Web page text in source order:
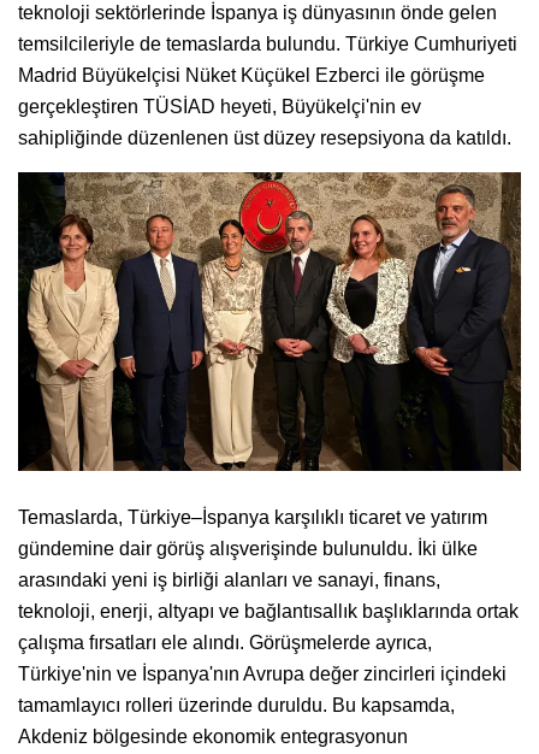
teknoloji sektörlerinde İspanya iş dünyasının önde gelen
temsilcileriyle de temaslarda bulundu. Türkiye Cumhuriyeti
Madrid Büyükelçisi Nüket Küçükel Ezberci ile görüşme
gerçekleştiren TÜSİAD heyeti, Büyükelçi'nin ev
sahipliğinde düzenlenen üst düzey resepsiyona da katıldı.
Temaslarda, Türkiye–İspanya karşılıklı ticaret ve yatırım
gündemine dair görüş alışverişinde bulunuldu. İki ülke
arasındaki yeni iş birliği alanları ve sanayi, finans,
teknoloji, enerji, altyapı ve bağlantısallık başlıklarında ortak
çalışma fırsatları ele alındı. Görüşmelerde ayrıca,
Türkiye'nin ve İspanya'nın Avrupa değer zincirleri içindeki
tamamlayıcı rolleri üzerinde duruldu. Bu kapsamda,
Akdeniz bölgesinde ekonomik entegrasyonun